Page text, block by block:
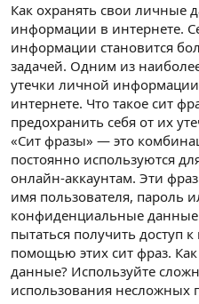
Как охранять свои личные
информации в интернете.
информации становится
задачей. Одним из
утечки личной информации
интернете. Что такое сит
предохранить себя от их
«Сит фразы» — это
постоянно используются
онлайн-аккаунтам. Эти
имя пользователя, пароль
конфиденциальные
пытаться получить доступ
помощью этих сит фраз.
данные? Используйте
использования несложных